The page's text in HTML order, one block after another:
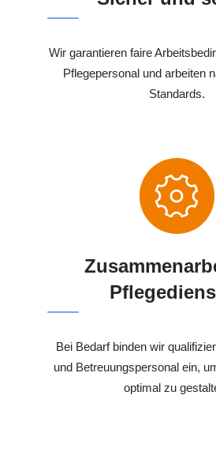
Wir garantieren faire
Pflegepersonal und arbeiten
Standards.
Bei Bedarf binden wir
und Betreuungspersonal ein,
optimal zu